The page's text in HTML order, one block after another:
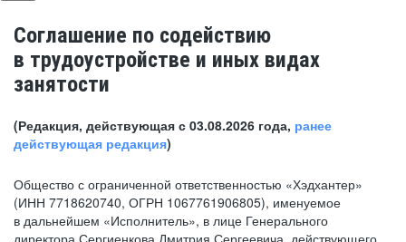
Соглашение по содействию
в трудоустройстве и иных видах
занятости
(Редакция, действующая с 03.08.2026 года, ранее
действующая редакция)
Общество с ограниченной ответственностью «Хэдхантер»
(ИНН 7718620740, ОГРН 1067761906805), именуемое
в дальнейшем «Исполнитель», в лице Генерального
директора Сергиенкова Дмитрия Сергеевича, действующего